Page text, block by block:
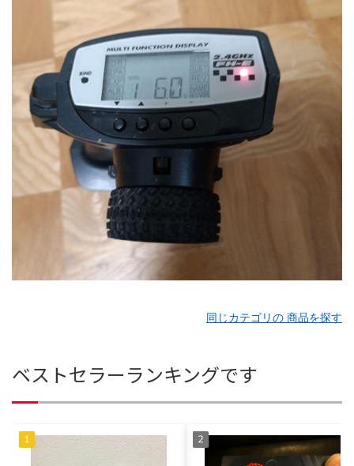
同じカテゴリの 商品を探す
ベストセラーランキングです